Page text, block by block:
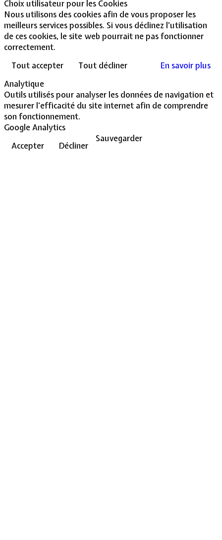
Choix utilisateur pour les Cookies
Nous utilisons des cookies afin de vous proposer les
meilleurs services possibles. Si vous déclinez l'utilisation
de ces cookies, le site web pourrait ne pas fonctionner
correctement.
Tout accepter
Tout décliner
En savoir plus
Analytique
Outils utilisés pour analyser les données de navigation et
mesurer l'efficacité du site internet afin de comprendre
son fonctionnement.
Google Analytics
Accepter
Décliner
Sauvegarder